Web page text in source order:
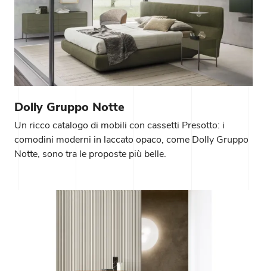
Dolly Gruppo Notte
Un ricco catalogo di mobili con cassetti Presotto: i
comodini moderni in laccato opaco, come Dolly Gruppo
Notte, sono tra le proposte più belle.